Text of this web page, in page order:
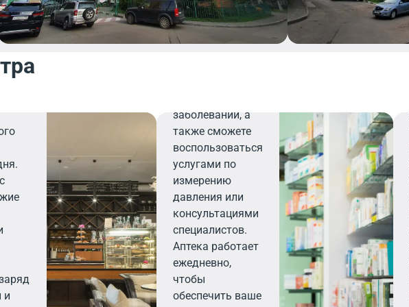
и
Здесь вы
найдете все
заболеваний, а
также сможете
воспользоваться
услугами по
измерению
давления или
консультациями
специалистов.
Аптека работает
ежедневно,
чтобы
обеспечить ваше